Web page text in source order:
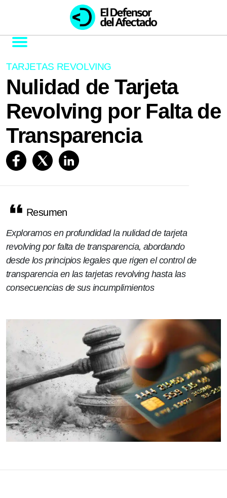
TARJETAS REVOLVING
Nulidad de Tarjeta
Revolving por Falta de
Transparencia
Resumen
Exploramos en profundidad la nulidad de tarjeta
revolving por falta de transparencia, abordando
desde los principios legales que rigen el control de
transparencia en las tarjetas revolving hasta las
consecuencias de sus incumplimientos